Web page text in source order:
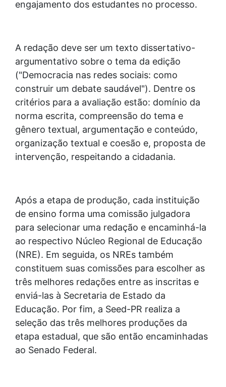
engajamento dos estudantes no processo.
A redação deve ser um texto dissertativo-
argumentativo sobre o tema da edição
("Democracia nas redes sociais: como
construir um debate saudável"). Dentre os
critérios para a avaliação estão: domínio da
norma escrita, compreensão do tema e
gênero textual, argumentação e conteúdo,
organização textual e coesão e, proposta de
intervenção, respeitando a cidadania.
Após a etapa de produção, cada instituição
de ensino forma uma comissão julgadora
para selecionar uma redação e encaminhá-la
ao respectivo Núcleo Regional de Educação
(NRE). Em seguida, os NREs também
constituem suas comissões para escolher as
três melhores redações entre as inscritas e
enviá-las à Secretaria de Estado da
Educação. Por fim, a Seed-PR realiza a
seleção das três melhores produções da
etapa estadual, que são então encaminhadas
ao Senado Federal.